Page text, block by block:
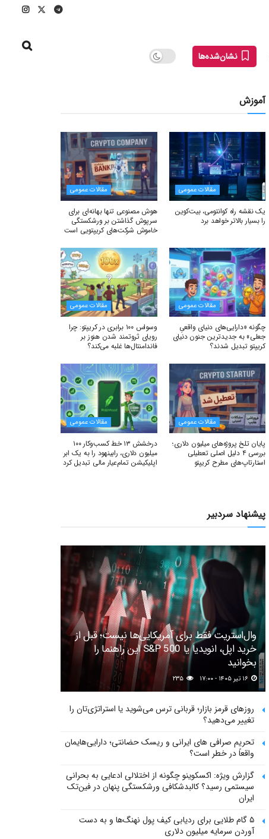
نشان‌شده‌ها
آموزش
مقالات عمومی
یک نقشه راه کوانتومی، بیت‌کوین
را بسیار بالاتر خواهد برد
مقالات عمومی
هوش مصنوعی تنها بهانه‌ای برای
سرپوش گذاشتن بر ورشکستگی
خاموش شرکت‌های کریپتویی است
مقالات عمومی
چگونه «دارایی‌های دنیای واقعیِ
جعلی» به جدیدترین جنون دنیای
کریپتو تبدیل شدند؟
مقالات عمومی
وسواس ۱۰۰ برابری در کریپتو: چرا
رویای ثروتمند شدن هنوز بر
فاندامنتال‌ها غلبه می‌کند؟
مقالات عمومی
پایان تلخ پروژه‌های میلیون دلاری؛
بررسی ۴ دلیل اصلی تعطیلی
استارتاپ‌های مطرح کریپتو
مقالات عمومی
درخشش ۱۳ خط کسب‌وکار ۱۰۰
میلیون دلاری، رابینهود را به یک ابر
اپلیکیشن تمام‌عیار مالی تبدیل کرد
پیشنهاد سردبیر
وال‌استریت فقط برای آمریکایی‌ها نیست؛ قبل از
خرید اپل، انویدیا یا S&P 500 این راهنما را
بخوانید
روزهای قرمز بازار؛ قربانی ترس می‌شوید یا استراتژی‌تان را
تغییر می‌دهید؟
تحریم صرافی های ایرانی و ریسک حضانتی؛ دارایی‌هایمان
واقعاً در خطر است؟
گزارش ویژه: اکسکوینو چگونه از اختلالی ادعایی به بحرانی
سیستمی رسید؟ کالبدشکافی ورشکستگی پنهان در فین‌تک
ایران
۵ گام طلایی برای ردیابی کیف پول‌ نهنگ‌ها و به دست
آوردن سرمایه میلیون دلاری